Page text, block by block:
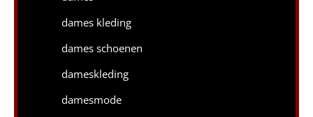
dames kleding
dames schoenen
dameskleding
damesmode